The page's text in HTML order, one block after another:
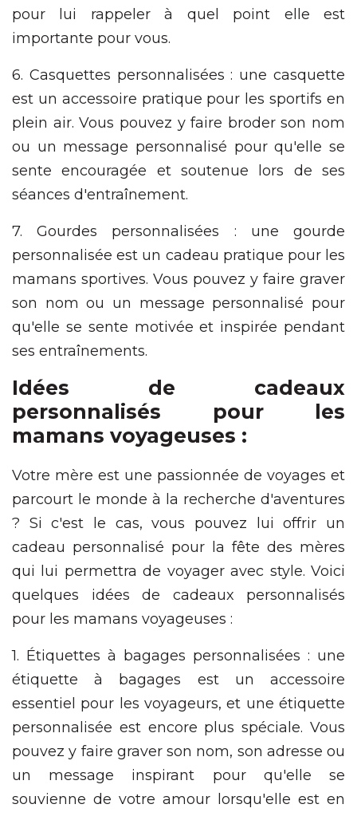
pour lui rappeler à quel point elle est
importante pour vous.
6. Casquettes personnalisées : une casquette
est un accessoire pratique pour les sportifs en
plein air. Vous pouvez y faire broder son nom
ou un message personnalisé pour qu'elle se
sente encouragée et soutenue lors de ses
séances d'entraînement.
7. Gourdes personnalisées : une gourde
personnalisée est un cadeau pratique pour les
mamans sportives. Vous pouvez y faire graver
son nom ou un message personnalisé pour
qu'elle se sente motivée et inspirée pendant
ses entraînements.
Idées de cadeaux
personnalisés pour les
mamans voyageuses :
Votre mère est une passionnée de voyages et
parcourt le monde à la recherche d'aventures
? Si c'est le cas, vous pouvez lui offrir un
cadeau personnalisé pour la fête des mères
qui lui permettra de voyager avec style. Voici
quelques idées de cadeaux personnalisés
pour les mamans voyageuses :
1. Étiquettes à bagages personnalisées : une
étiquette à bagages est un accessoire
essentiel pour les voyageurs, et une étiquette
personnalisée est encore plus spéciale. Vous
pouvez y faire graver son nom, son adresse ou
un message inspirant pour qu'elle se
souvienne de votre amour lorsqu'elle est en